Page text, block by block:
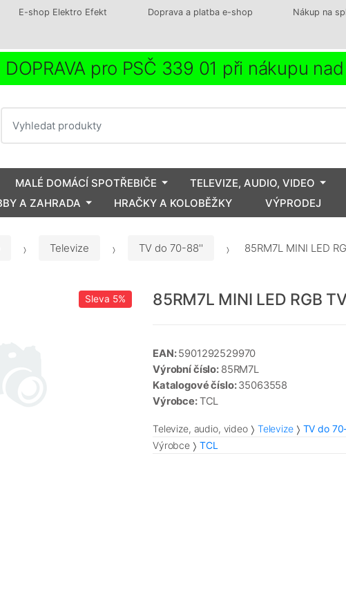
E-shop Elektro Efekt Doprava a platba e-shop Nákup na
DOPRAVA pro PSČ 339 01 při nákupu
MALÉ DOMÁCÍ SPOTŘEBIČE TELEVIZE, AUDIO, VIDEO
A ZAHRADA HRAČKY A KOLOBĚŽKY VÝPRODEJ
Televize TV do 70-88'' 85RM7L MINI LED
Sleva 5% 85RM7L MINI LED RGB
EAN:5901292529970
Výrobní číslo: 85RM7L
Katalogové číslo:35063558
Výrobce:TCL
Televize, audio, video Televize
TV do
Výrobce
TCL